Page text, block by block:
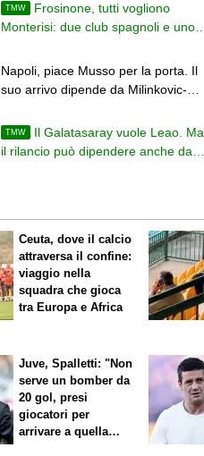
TMW
Frosinone, tutti vogliono
Monterisi: due club spagnoli e uno
Napoli, piace Musso per la porta. Il
suo arrivo dipende da Milinkovic-
TMW
Il Galatasaray vuole Leao. Ma
il rilancio può dipendere anche da
Ceuta, dove il calcio
attraversa il confine:
viaggio nella
squadra che gioca
tra Europa e Africa
Juve, Spalletti: "Non
serve un bomber da
20 gol, presi
giocatori per
arrivare a quella